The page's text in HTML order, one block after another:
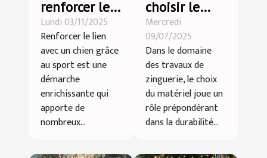
renforcer le
lien avec
votre chien
par le sport ?
Lundi 03/11/2025
Renforcer le lien
avec un chien grâce
au sport est une
démarche
enrichissante qui
apporte de
nombreux...
choisir le
meilleur
matériel
pour vos
travaux de
zinguerie ?
Mercredi
09/07/2025
Dans le domaine
des travaux de
zinguerie, le choix
du matériel joue un
rôle prépondérant
dans la durabilité...